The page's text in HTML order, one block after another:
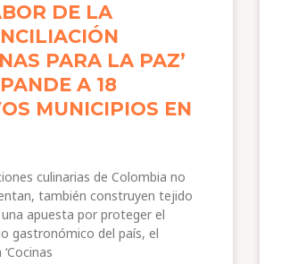
DE LA
PARA LA PAZ’
A 18
MUNICIPIOS EN
culinarias de Colombia no
también construyen tejido
una apuesta por proteger el
gastronómico del país, el